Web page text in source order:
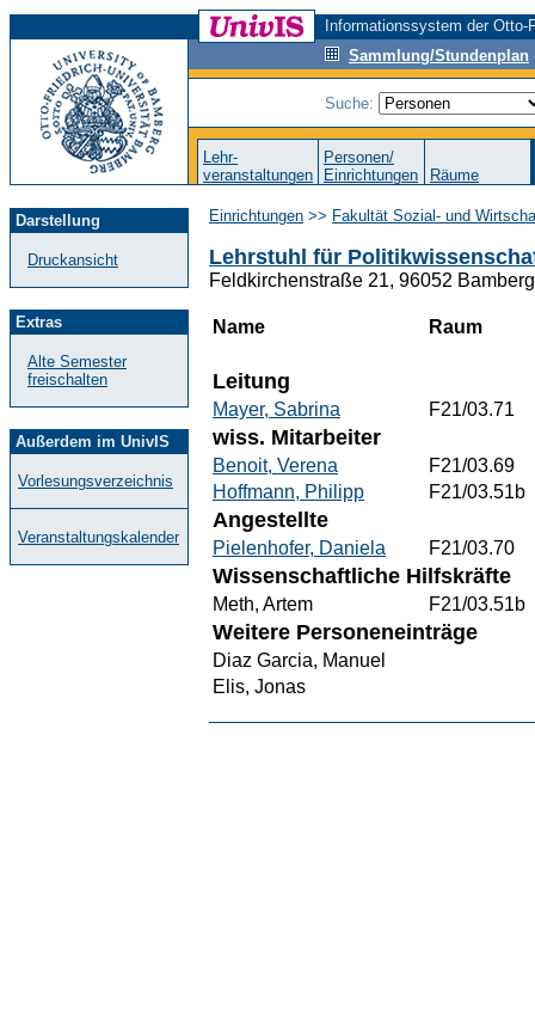
Informationssystem der
Sammlung/Stundenplan
Suche:
Lehr-
veranstaltungen
Personen/
Einrichtungen
Räume
Darstellung
Druckansicht
Extras
Alte Semester
freischalten
Außerdem im UnivIS
Vorlesungsverzeichnis
Veranstaltungskalender
Einrichtungen >> Fakultät Sozial- und
Lehrstuhl für
Feldkirchenstraße 21, 96052
Name Raum
Leitung
Mayer, Sabrina F21/03.71
wiss. Mitarbeiter
Benoit, Verena
F21/03.69
Hoffmann, Philipp
F21/03.51b
Angestellte
Pielenhofer, Daniela F21/03.70
Wissenschaftliche Hilfskräfte
Meth, Artem F21/03.51b
Weitere Personeneinträge
Diaz Garcia, Manuel
Elis, Jonas